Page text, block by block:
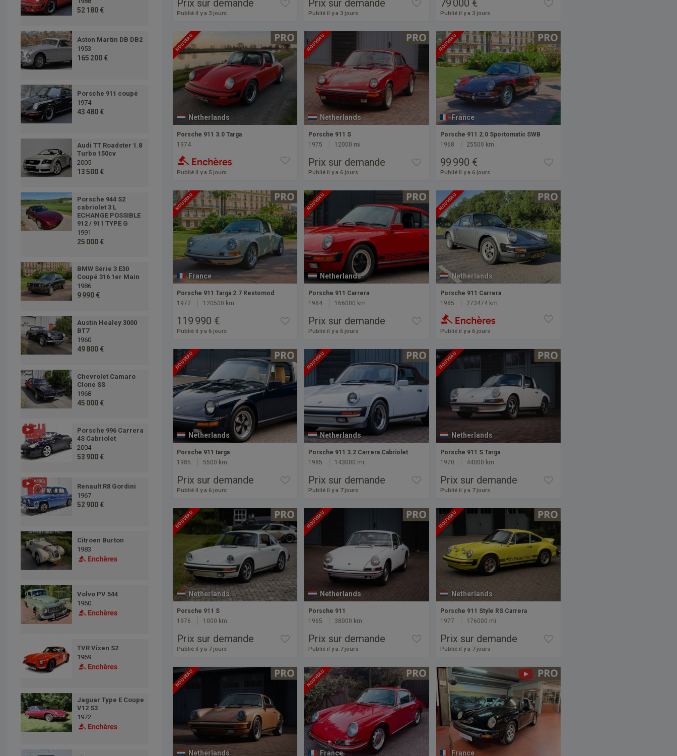
52 180 €
Aston Martin DB DB2
1953
165 200 €
Porsche 911 coupé
1974
43 480 €
Audi TT Roadster 1.8
Turbo 150cv
2005
13 500 €
Porsche 944 S2
cabriolet 3 L
ECHANGE POSSIBLE
912 / 911 TYPE G
1991
25 000 €
BMW Série 3 E30
Coupé 316 1er Main
1986
9 990 €
Austin Healey 3000
BT7
1960
49 800 €
Chevrolet Camaro
Clone SS
1968
45 000 €
Porsche 996 Carrera
4S Cabriolet
2004
53 900 €
Renault R8 Gordini
1967
52 900 €
Citroen Burton
1983
Volvo PV 544
1960
TVR Vixen S2
1969
Jaguar Type E Coupe
V12 S3
1972
Prix sur demande
Publié il y a 3 jours
Prix sur demande
Publié il y a 3 jours
79 000 €
Publié il y a 3 jours
NOUVEAU
Netherlands
Porsche 911 3.0 Targa
1974
Publié il y a 5 jours
NOUVEAU
Netherlands
Porsche 911 S
1975
12000 mi
Prix sur demande
Publié il y a 6 jours
NOUVEAU
France
Porsche 911 2.0 Sportomatic SWB
1968
25500 km
99 990 €
Publié il y a 6 jours
NOUVEAU
France
Porsche 911 Targa 2.7 Restomod
1977
120500 km
119 990 €
Publié il y a 6 jours
NOUVEAU
Netherlands
Porsche 911 Carrera
1984
166000 km
Prix sur demande
Publié il y a 6 jours
NOUVEAU
Netherlands
Porsche 911 Carrera
1985
273474 km
Publié il y a 6 jours
NOUVEAU
Netherlands
Porsche 911 targa
1985
5500 km
Prix sur demande
Publié il y a 6 jours
NOUVEAU
Netherlands
Porsche 911 3.2 Carrera Cabriolet
1985
143000 mi
Prix sur demande
Publié il y a 7 jours
NOUVEAU
Netherlands
Porsche 911 S Targa
1970
44000 km
Prix sur demande
Publié il y a 7 jours
NOUVEAU
Netherlands
Porsche 911 S
1976
1000 km
Prix sur demande
Publié il y a 7 jours
NOUVEAU
Netherlands
Porsche 911
1965
38000 km
Prix sur demande
Publié il y a 7 jours
NOUVEAU
Netherlands
Porsche 911 Style RS Carrera
1977
176000 mi
Prix sur demande
Publié il y a 7 jours
NOUVEAU
Netherlands
NOUVEAU
France France